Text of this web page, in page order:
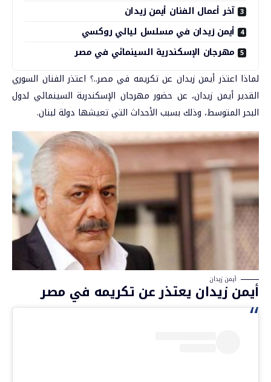
آخر أعمال الفنان أيمن زيدان
أيمن زيدان في مسلسل ليالي روكسي
مهرجان الإسكندرية السينمائي في مصر
لماذا اعتذر أيمن زيدان عن تكريمه في مصر..؟ اعتذر الفنان السوري
القديرأيمن زيدان، عن حضور مهرجان الإسكندرية السينمائي لدول
البحر المتوسط، وذلك بسبب الأحداث التي تعيشها دولة لبنان.
أيمن زيدان
أيمن زيدان يعتذر عن تكريمه في مصر